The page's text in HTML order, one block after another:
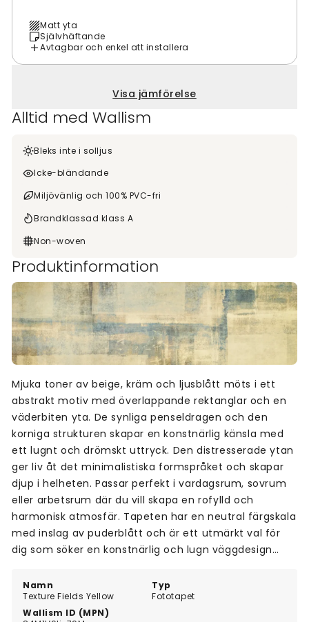
Matt yta
Självhäftande
Avtagbar och enkel att installera
Visa jämförelse
Alltid med Wallism
Bleks inte i solljus
Icke-bländande
Miljövänlig och 100% PVC-fri
Brandklassad klass A
Non-woven
Produktinformation
Namn
Texture Fields Yellow
Typ
Fototapet
Wallism ID (MPN)
Mjuka toner av beige, kräm och ljusblått möts i ett
abstrakt motiv med överlappande rektanglar och en
väderbiten yta. De synliga penseldragen och den
korniga strukturen skapar en konstnärlig känsla med
ett lugnt och drömskt uttryck. Den distresserade ytan
ger liv åt det minimalistiska formspråket och skapar
djup i helheten. Passar perfekt i vardagsrum, sovrum
eller arbetsrum där du vill skapa en rofylld och
harmonisk atmosfär. Tapeten har en neutral färgskala
med inslag av puderblått och är ett utmärkt val för
dig som söker en konstnärlig och lugn väggdesign